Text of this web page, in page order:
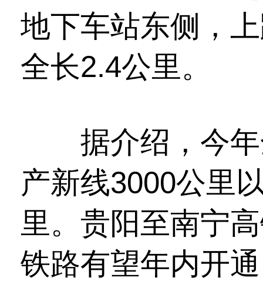
地下车站东侧，
全长2.4公里。
据介绍，今年
产新线3000公里
里。贵阳至南宁
铁路有望年内开